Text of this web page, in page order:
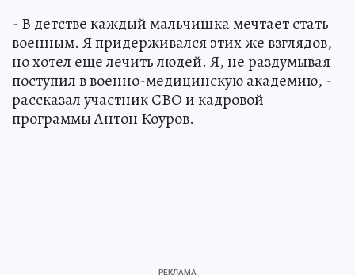
- В детстве каждый мальчишка мечтает стать
военным. Я придерживался этих же взглядов,
но хотел еще лечить людей. Я, не раздумывая
поступил в военно-медицинскую академию, -
рассказал участник СВО и кадровой
программы Антон Коуров.